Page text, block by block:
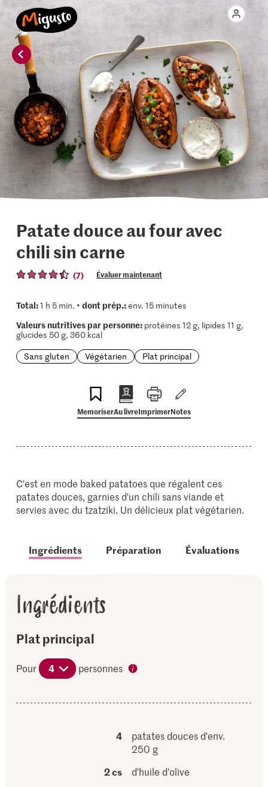
Patate douce au four avec
chili sin carne
(7) Évaluer maintenant
Total:1 h 5 min. • dont prép.:env. 15 minutes
Valeurs nutritives par personne:protéines 12 g, lipides 11 g,
glucides 50 g, 360 kcal
Sans gluten
Végétarien Plat principal
MemoriserAu livreImprimerNotes
C'est en mode baked patatoes que régalent ces
patates douces, garnies d'un chili sans viande et
servies avec du tzatziki. Un délicieux plat végétarien.
Ingrédients Préparation Évaluations
Ingrédients
Plat principal
Pour 4 personnes
4
patates douces d'env.
250 g
2 cs
d'huile d'olive